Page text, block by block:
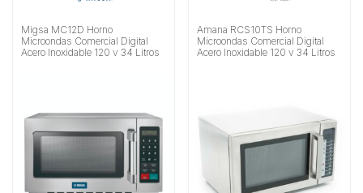
Migsa MC12D Horno
Microondas Comercial Digital
Acero Inoxidable 120 v 34 Litros
Amana RCS10TS Horno
Microondas Comercial Digital
Acero Inoxidable 120 v 34 Litros